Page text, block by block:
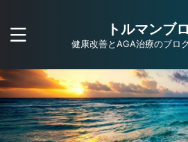
トルマンブ
健康改善とAGA治療のブロ